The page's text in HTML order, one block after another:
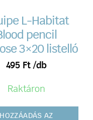
L-Habitat
pencil
3×20 listelló
495 Ft /db
Raktáron
HOZZÁADÁS AZ